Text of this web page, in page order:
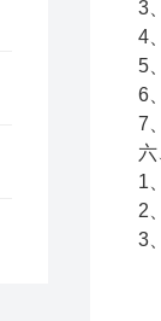
3
4
5
6
7
1
2
3